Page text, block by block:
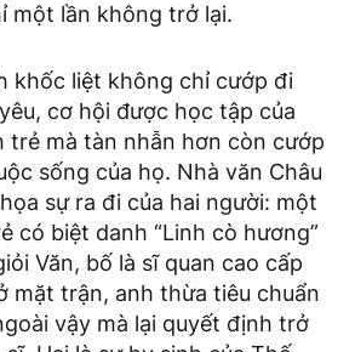
một lần không trở lại.
khốc liệt không chỉ cướp đi
cơ hội được học tập của
trẻ mà tàn nhẫn hơn còn cướp
sống của họ. Nhà văn Châu
sự ra đi của hai người: một
có biệt danh “Linh cò hương”
Văn, bố là sĩ quan cao cấp
mặt trận, anh thừa tiêu chuẩn
vậy mà lại quyết định trở